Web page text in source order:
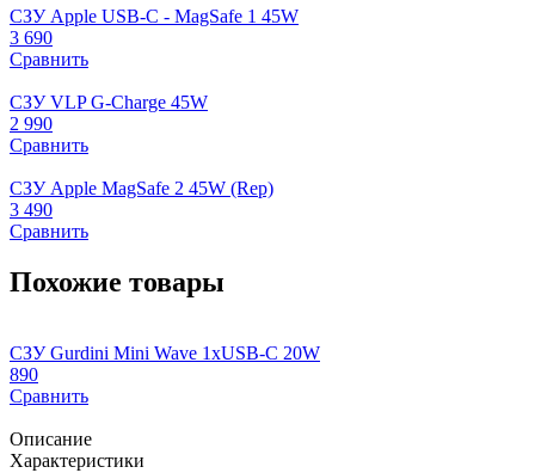
СЗУ Apple USB-C - MagSafe 1 45W
3 690
Сравнить
СЗУ VLP G-Charge 45W
2 990
Сравнить
СЗУ Apple MagSafe 2 45W (Rep)
3 490
Сравнить
Похожие товары
СЗУ Gurdini Mini Wave 1xUSB-C 20W
890
Сравнить
Описание
Характеристики